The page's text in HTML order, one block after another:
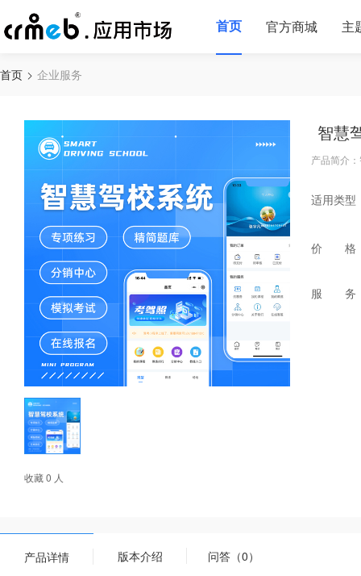
首页 官方商城 主
首页 企业服务
收藏 0 人
智慧
产品简介
适用类型
价 格
服 务
产品详情 版本介绍 问答（0）